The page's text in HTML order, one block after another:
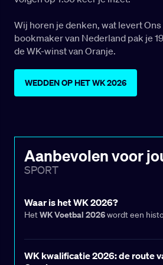
Wij horen je denken, wat levert Ons
bookmaker van Nederland pak je
de WK-winst van Oranje.
WEDDEN OP HET WK 2026
Aanbevolen voor
SPORT
Waar is het WK 2026?
HetWK Voetbal 2026wordt een
organiseren drie landen gezamenlijk
wereldkampioenschap:de Verenigde
WK kwalificatie 2026: de route